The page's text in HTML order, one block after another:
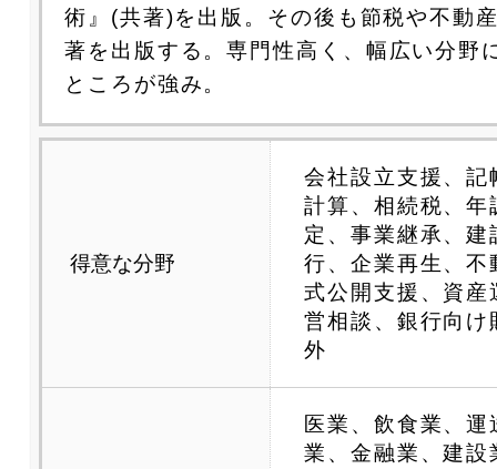
術』(共著)を出版。その後も節税や不動
著を出版する。専門性高く、幅広い分野
ところが強み。
得意な分野
会社設立支援、記
計算、相続税、年
定、事業継承、建
行、企業再生、不
式公開支援、資産
営相談、銀行向け
外
医業、飲食業、
業、金融業、建設